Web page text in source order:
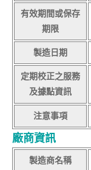
有效期間或保存
期限
製造日期
定期校正之服務
及據點資訊
注意事項
廠商資訊
製造商名稱